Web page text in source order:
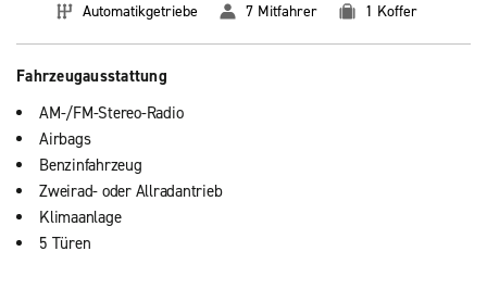
Automatikgetriebe 7 Mitfahrer 1 Koffer
Fahrzeugausstattung
AM-/FM-Stereo-Radio
Airbags
Benzinfahrzeug
Zweirad- oder Allradantrieb
Klimaanlage
5 Türen